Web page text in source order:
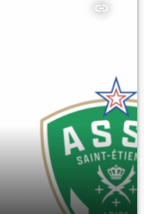
insert_link